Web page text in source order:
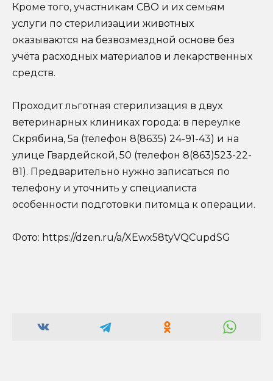
Кроме того, участникам СВО и их семьям
услуги по стерилизации животных
оказываются на безвозмездной основе без
учёта расходных материалов и лекарственных
средств.
Проходит льготная стерилизация в двух
ветеринарных клиниках города: в переулке
Скрябина, 5а (телефон 8(8635) 24-91-43) и на
улице Гвардейской, 50 (телефон 8(863)523-22-
81). Предварительно нужно записаться по
телефону и уточнить у специалиста
особенности подготовки питомца к операции.
Фото: https://dzen.ru/a/XEwx58tyVQCupdSG